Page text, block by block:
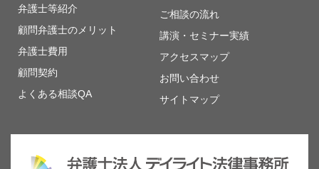
弁護士等紹介
顧問弁護士のメリット
弁護士費用
顧問契約
よくある相談QA
ご相談の流れ
講演・セミナー実績
アクセスマップ
お問い合わせ
サイトマップ